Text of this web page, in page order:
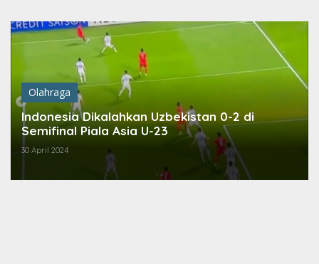
konten
Olahraga
Indonesia Dikalahkan Uzbekistan 0-2 di
Semifinal Piala Asia U-23
30 April 2024